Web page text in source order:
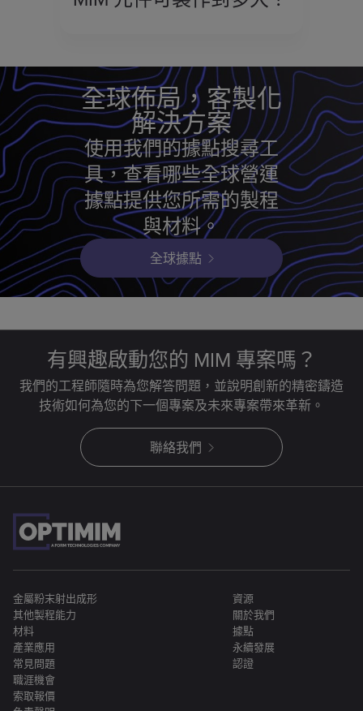
全球佈局，客製化
解決方案
使用我們的據點搜尋工
具，查看哪些全球營運
據點提供您所需的製程
與材料。
全球據點
有興趣啟動您的 MIM 專案嗎？
我們的工程師隨時為您解答問題，並說明創新的精密鑄造
技術如何為您的下一個專案及未來專案帶來革新。
聯絡我們
金屬粉末射出成形
其他製程能力
材料
產業應用
常見問題
資源
關於我們
據點
永續發展
認證
職涯機會
索取報價